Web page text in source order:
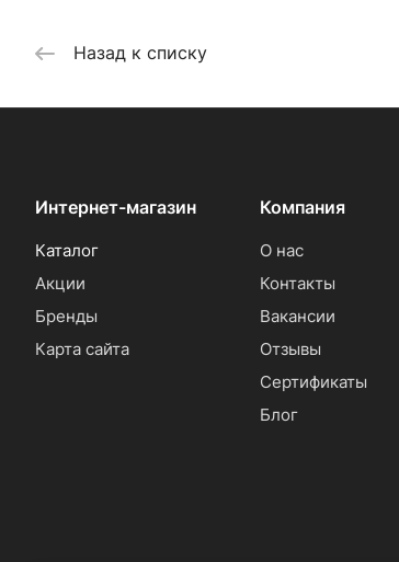
Назад к списку
Интернет-магазин
Каталог
Акции
Бренды
Карта сайта
Компания
О нас
Контакты
Вакансии
Отзывы
Сертификаты
Блог